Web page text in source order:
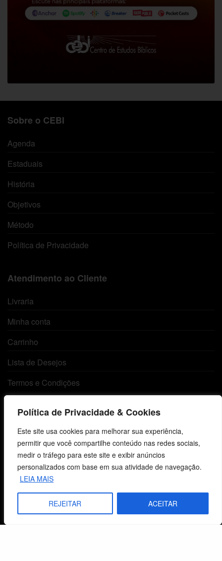
Política de Privacidade & Cookies
Este site usa cookies para melhorar sua experiência,
permitir que você compartilhe conteúdo nas redes sociais,
medir o tráfego para este site e exibir anúncios
personalizados com base em sua atividade de navegação.
LEIA MAIS
REJEITAR ACEITAR
Sobre o CEBI
Agenda
Estaduais
História
Objetivos
Método
Política de Privacidade
Atendimento ao Cliente
Livraria
Minha conta
Carrinho
Lista de Desejos
Termos e Condições
Centro de Estudos Bíblicos
CNPJ: 29.832.607/0001-10
São Leopoldo, RS, Brasil
Fale Conosco